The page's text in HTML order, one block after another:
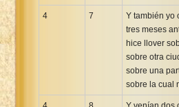
4 7
Y también yo
tres meses
hice llover
sobre otra
sobre una
sobre la cual